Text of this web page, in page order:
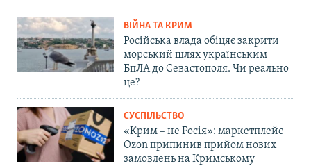
ВІЙНА ТА КРИМ
Російська влада обіцяє закрити
морський шлях українським
БпЛА до Севастополя. Чи реально
це?
СУСПІЛЬСТВО
«Крим – не Росія»: маркетплейс
Ozon припинив прийом нових
замовлень на Кримському